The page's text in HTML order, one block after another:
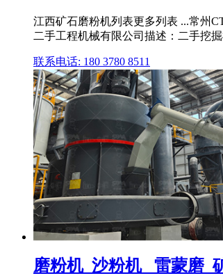
江西矿石磨粉机列表更多列表 ...常州
二手工程机械有限公司描述：二手挖
联系电话: 180 3780 8511
磨粉机_沙粉机 _雷蒙磨_